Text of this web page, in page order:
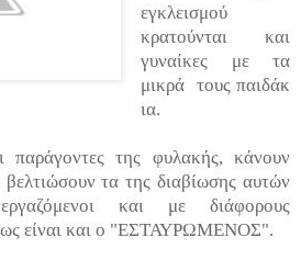
εγκλεισμού
κρατούνται και
γυναίκες με τα
μικρά τους παιδάκ
ια.
παράγοντες της φυλακής, κάνουν
τα της διαβίωσης αυτών
και με διάφορους
είναι και ο "ΕΣΤΑΥΡΩΜΕΝΟΣ".